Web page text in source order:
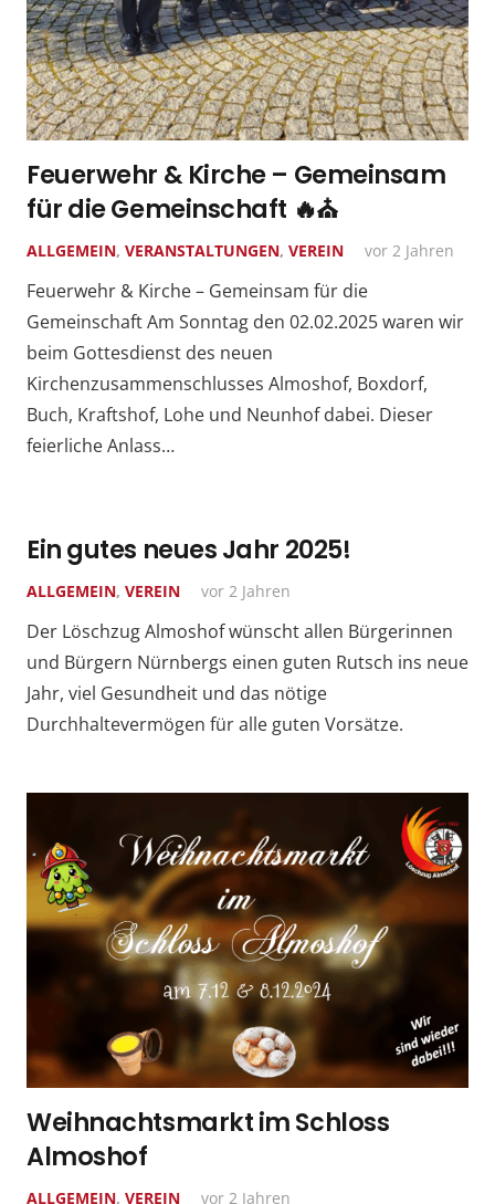
Feuerwehr & Kirche – Gemeinsam
für die Gemeinschaft 🔥⛪️
ALLGEMEIN, VERANSTALTUNGEN, VEREIN vor 2 Jahren
Feuerwehr & Kirche – Gemeinsam für die
Gemeinschaft Am Sonntag den 02.02.2025 waren wir
beim Gottesdienst des neuen
Kirchenzusammenschlusses Almoshof, Boxdorf,
Buch, Kraftshof, Lohe und Neunhof dabei. Dieser
feierliche Anlass…
Ein gutes neues Jahr 2025!
ALLGEMEIN, VEREIN vor 2 Jahren
Der Löschzug Almoshof wünscht allen Bürgerinnen
und Bürgern Nürnbergs einen guten Rutsch ins neue
Jahr, viel Gesundheit und das nötige
Durchhaltevermögen für alle guten Vorsätze.
Weihnachtsmarkt im Schloss
Almoshof
ALLGEMEIN, VEREIN vor 2 Jahren